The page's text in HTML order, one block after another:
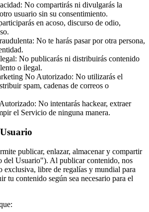
No compartirás ni divulgarás la
usuario sin su consentimiento.
en acoso, discurso de odio,
No te harás pasar por otra persona,
No publicarás ni distribuirás contenido
o ilegal.
No Autorizado: No utilizarás el
spam, cadenas de correos o
No intentarás hackear, extraer
el Servicio de ninguna manera.
publicar, enlazar, almacenar y compartir
del Usuario"). Al publicar contenido, nos
exclusiva, libre de regalías y mundial para
tu contenido según sea necesario para el